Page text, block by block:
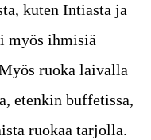
kuten Intiasta ja
myös ihmisiä
ruoka laivalla
etenkin buffetissa,
ruokaa tarjolla.